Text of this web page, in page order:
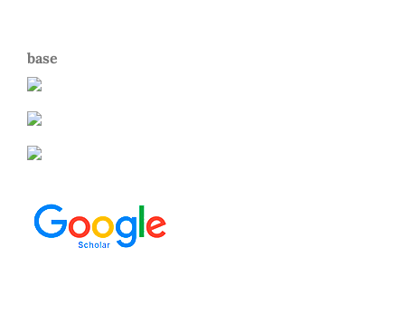
base